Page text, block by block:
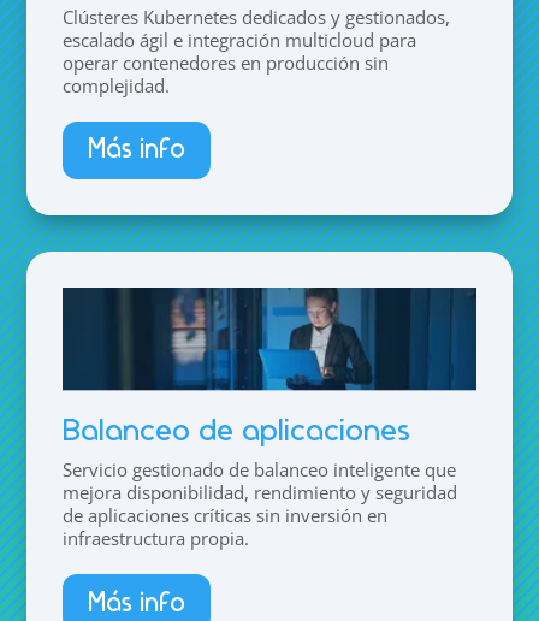
Clústeres Kubernetes dedicados y gestionados,
escalado ágil e integración multicloud para
operar contenedores en producción sin
complejidad.
Más info
Balanceo de aplicaciones
Servicio gestionado de balanceo inteligente que
mejora disponibilidad, rendimiento y seguridad
de aplicaciones críticas sin inversión en
infraestructura propia.
Más info